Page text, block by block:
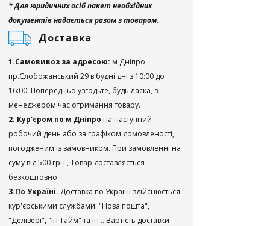
* Для юридичних осіб пакет необхідних
документів надається разом з товаром.
Доставка
1.Самовивоз за адресою: м Дніпро
пр.Слобожанський 29 в будні дні з 10:00 до
16:00. Попередньо узгодьте, будь ласка, з
менеджером час отримання товару.
2. Кур'єром по м Дніпро на наступний
робочий день або за графіком домовленості,
погодженим із замовником. При замовленні на
суму від 500 грн., Товар доставляється
безкоштовно.
3.По Україні. Доставка по Україні здійснюється
кур'єрськими службами: "Нова пошта",
"Делівері", "Ін Тайм" та ін .. Вартість доставки